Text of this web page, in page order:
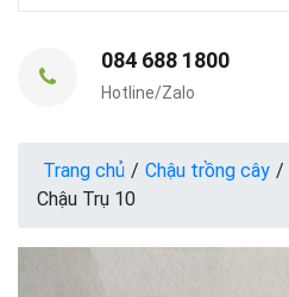
084 688 1800
Hotline/Zalo
Trang chủ / Chậu trồng cây /
Chậu Trụ 10